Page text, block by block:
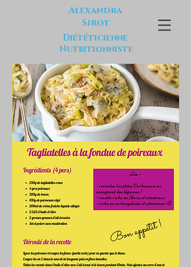
Alexandra
Sirot
Diététicienne
Nutritionniste